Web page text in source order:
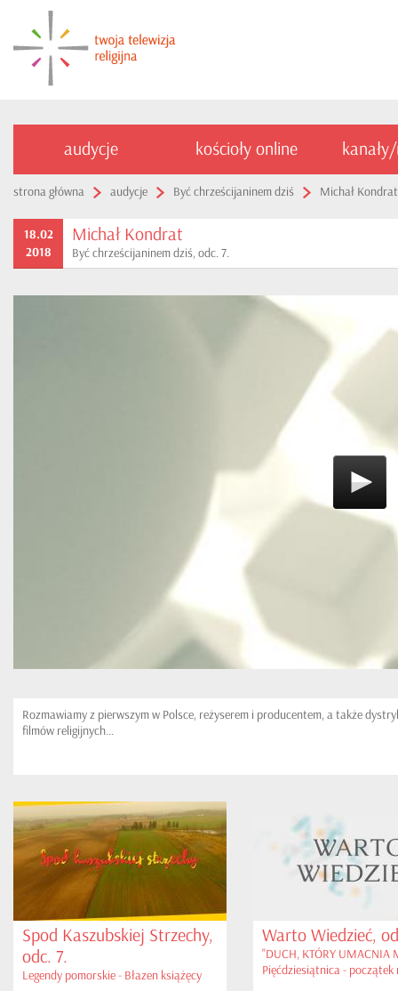
audycje kościoły online
strona główna audycje Być chrześcijaninem dziś Michał Kondrat
18.02
2018
Michał Kondrat
Być chrześcijaninem dziś, odc. 7.
Rozmawiamy z pierwszym w Polsce, reżyserem i producentem, a także
filmów religijnych...
Spod Kaszubskiej Strzechy,
odc. 7.
Legendy pomorskie - Błazen książęcy
Warto Wiedzieć,
"DUCH, KTÓRY UMACNIA
Pięćdziesiątnica - początek